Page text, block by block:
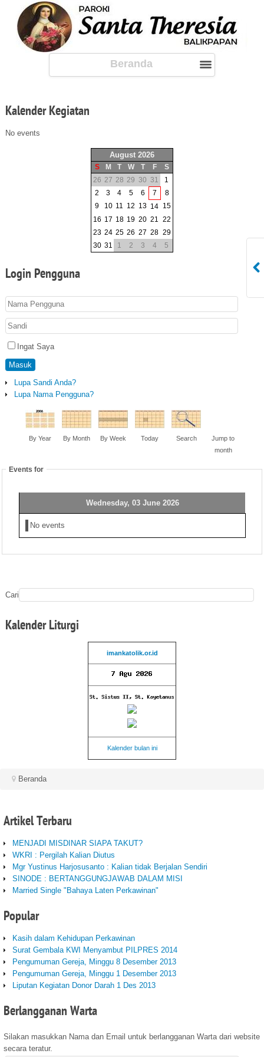
Beranda
KalenderKegiatan
No events
August 2026
S M T W T F
S
26 27 28 29 30 31
1
2
3 4 5 6 7
8
9
10 11 12 13 14 15
16 17 18 19 20 21 22
23 24 25 26 27 28 29
30 31 1 2 3 4 5
Login Pengguna
Ingat Saya
Masuk
Lupa Sandi Anda?
Lupa Nama Pengguna?
By Year By Month By Week Today Search
Jump to
month
Events for
Wednesday, 03 June 2026
No events
Cari
KalenderLiturgi
imankatolik.or.id
Kalender bulan ini
Beranda
ArtikelTerbaru
MENJADI MISDINAR SIAPA TAKUT?
WKRI : Pergilah Kalian Diutus
Mgr Yustinus Harjosusanto : Kalian tidak Berjalan Sendiri
SINODE : BERTANGGUNGJAWAB DALAM MISI
Married Single "Bahaya Laten Perkawinan"
Popular
Kasih dalam Kehidupan Perkawinan
Surat Gembala KWI Menyambut PILPRES 2014
Pengumuman Gereja, Minggu 8 Desember 2013
Pengumuman Gereja, Minggu 1 Desember 2013
Liputan Kegiatan Donor Darah 1 Des 2013
Berlangganan Warta
Silakan masukkan Nama dan Email untuk berlangganan Warta dari website
secara teratur.